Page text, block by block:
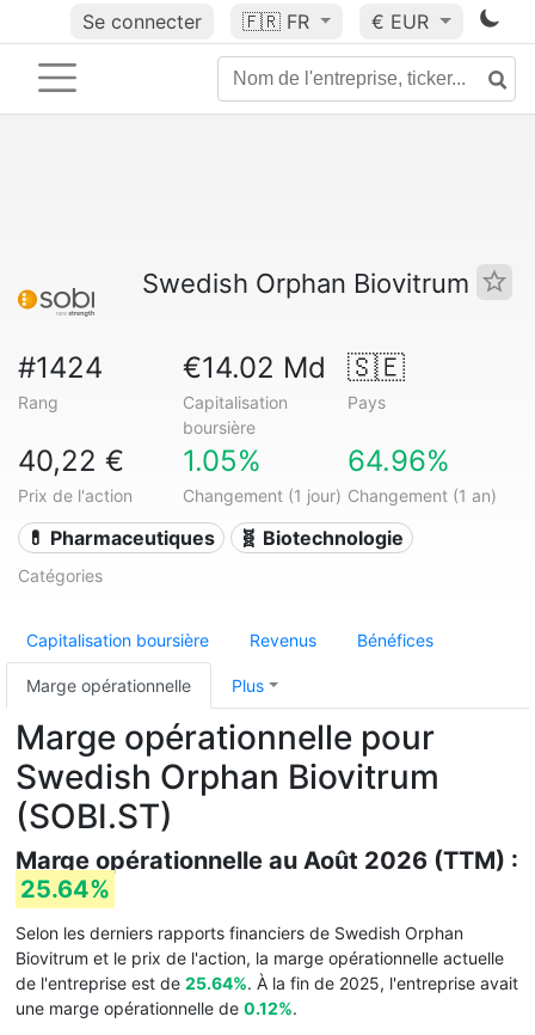
Se connecter 🇫🇷 FR € EUR
Swedish Orphan Biovitrum
#1424
Rang
€14.02 Md
Capitalisation
boursière
🇸🇪
Pays
40,22 €
Prix de l'action
1.05%
Changement (1 jour)
64.96%
Changement (1 an)
💊 Pharmaceutiques 🧬 Biotechnologie
Catégories
Capitalisation boursière Revenus Bénéfices
Marge opérationnelle Plus
Marge opérationnelle pour
Swedish Orphan Biovitrum
(SOBI.ST)
Marge opérationnelle au Août 2026 (TTM) :
25.64%
Selon les derniers rapports financiers de Swedish Orphan
Biovitrum et le prix de l'action, la marge opérationnelle actuelle
de l'entreprise est de 25.64%. À la fin de 2025, l'entreprise avait
une marge opérationnelle de 0.12%.